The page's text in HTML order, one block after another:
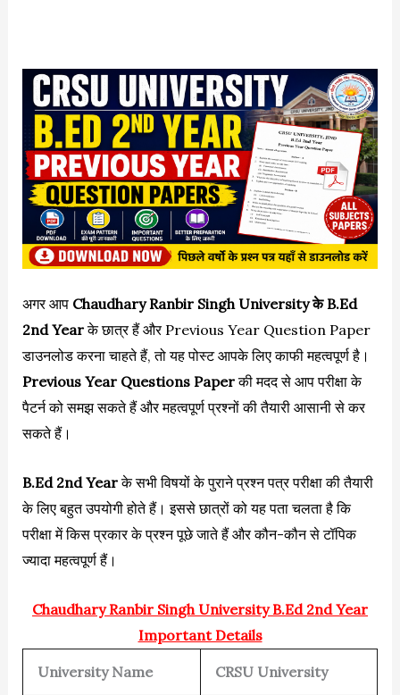
अगर आप Chaudhary Ranbir Singh Universityके B.Ed
2nd Yearके छात्र हैं और Previous Year Question Paper
डाउनलोड करना चाहते हैं, तो यह पोस्ट आपके लिए काफी महत्वपूर्ण है।
Previous Year Questions Paperकी मदद से आप परीक्षा के
पैटर्न को समझ सकते हैं और महत्वपूर्ण प्रश्नों की तैयारी आसानी से कर
सकते हैं।
B.Ed 2nd Yearके सभी विषयों के पुराने प्रश्न पत्र परीक्षा की तैयारी
के लिए बहुत उपयोगी होते हैं। इससे छात्रों को यह पता चलता है कि
परीक्षा में किस प्रकार के प्रश्न पूछे जाते हैं और कौन-कौन से टॉपिक
ज्यादा महत्वपूर्ण हैं।
Chaudhary Ranbir Singh UniversityB.Ed 2nd Year
Important Details
University Name CRSU University